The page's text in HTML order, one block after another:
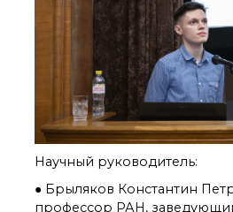
Контакты
направления
деятельности
Важнейшие
достижения института
Научный Совет РАН
химии
Научный руководитель:
● Брыляков Константин
профессор РАН,